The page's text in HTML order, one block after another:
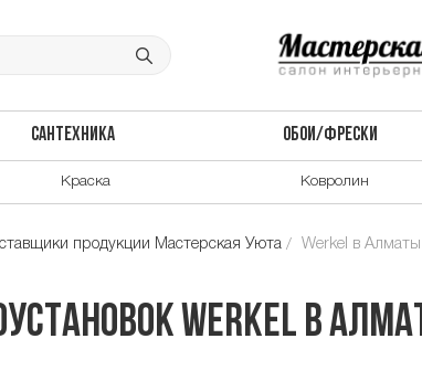
САНТЕХНИКА ОБОИ/ФРЕСКИ
Краска Ковролин
продукции Мастерская Уюта Werkel в Алматы
Werkel в